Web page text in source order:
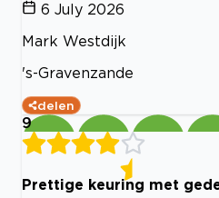
6 July 2026
Mark Westdijk
's-Gravenzande
delen
9
Prettige keuring met